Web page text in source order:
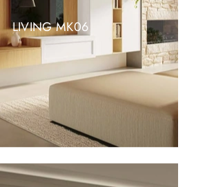
LIVING MK06